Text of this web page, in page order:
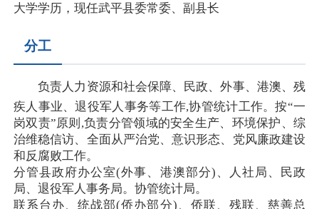
大学学历，现任武平县委常委、副县长
分工
负责人力资源和社会保障、民政、外事、港澳、残
疾人事业、退役军人事务等工作,协管统计工作。按“一
岗双责”原则,负责分管领域的安全生产、环境保护、综
治维稳信访、全面从严治党、意识形态、党风廉政建设
和反腐败工作。
分管县政府办公室(外事、港澳部分)、人社局、民政
局、退役军人事务局。协管统计局。
联系台办、统战部(侨办部分)、侨联、残联、慈善总